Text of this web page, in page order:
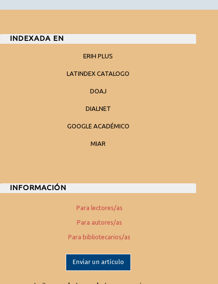
INDEXADA EN
ERIH PLUS
LATINDEX CATALOGO
DOAJ
DIALNET
GOOGLE ACADÉMICO
MIAR
INFORMACIÓN
Para lectores/as
Para autores/as
Para bibliotecarios/as
Enviar un artículo